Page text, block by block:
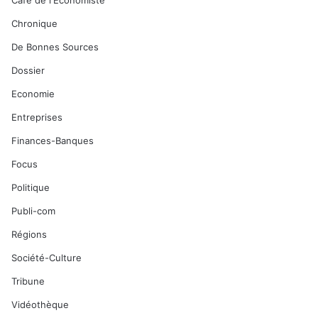
Chronique
De Bonnes Sources
Dossier
Economie
Entreprises
Finances-Banques
Focus
Politique
Publi-com
Régions
Société-Culture
Tribune
Vidéothèque